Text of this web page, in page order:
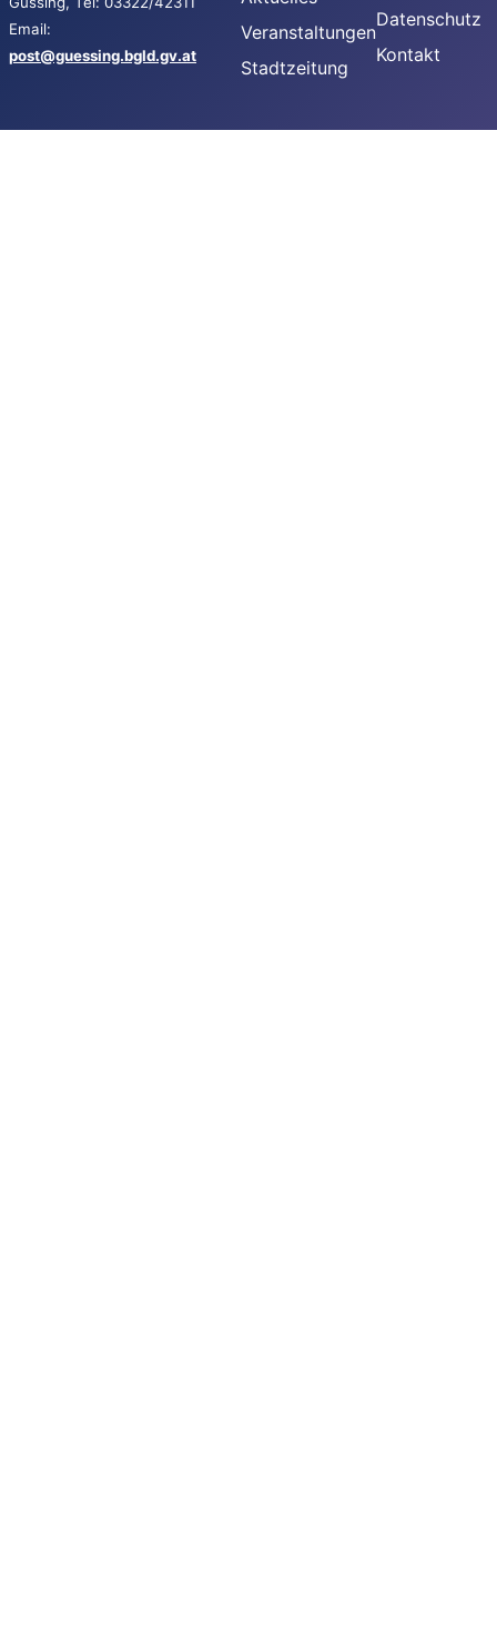
Email:
post@guessing.bgld.gv.at
Veranstaltungen
Stadtzeitung
Datenschutz
Kontakt